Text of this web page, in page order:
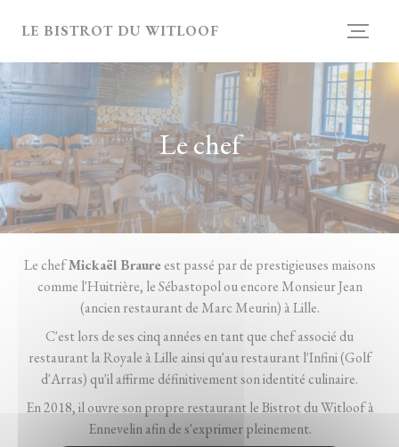
LE BISTROT DU WITLOOF
Le chef
Le chefMickaël Braureest passé par de prestigieuses maisons
comme l'Huitrière, le Sébastopol ou encore Monsieur Jean
(ancien restaurant de Marc Meurin) à Lille.
C'est lors de ses cinq années en tant que chef associé du
restaurant la Royale à Lille ainsi qu'au restaurant l'Infini (Golf
d'Arras) qu'il affirme définitivement son identité culinaire.
En 2018, il ouvre son propre restaurant le Bistrot du Witloof à
Ennevelin afin de s'exprimer pleinement.